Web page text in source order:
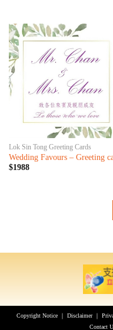
Lok Sin Tong Greeting Cards
Wedding Favours – Greeting
$1988
Copyright Notice ｜ Disclaimer｜
Contact